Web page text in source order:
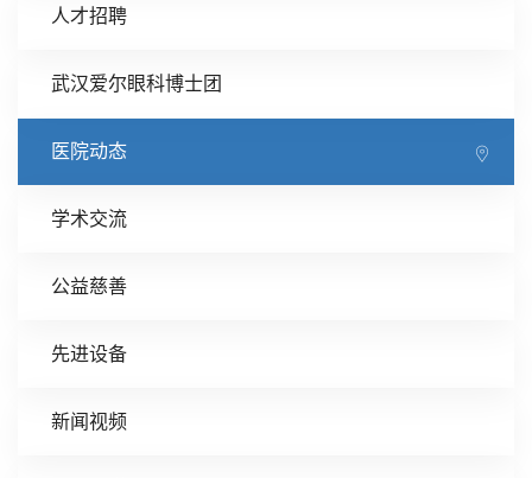
人才招聘
武汉爱尔眼科博士团
医院动态
学术交流
公益慈善
先进设备
新闻视频